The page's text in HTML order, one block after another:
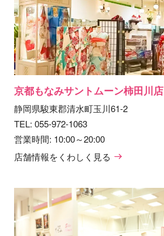
京都もなみサントムーン柿田川店
静岡県駿東郡清水町玉川61-2
TEL: 055-972-1063
営業時間: 10:00～20:00
店舗情報をくわしく見る